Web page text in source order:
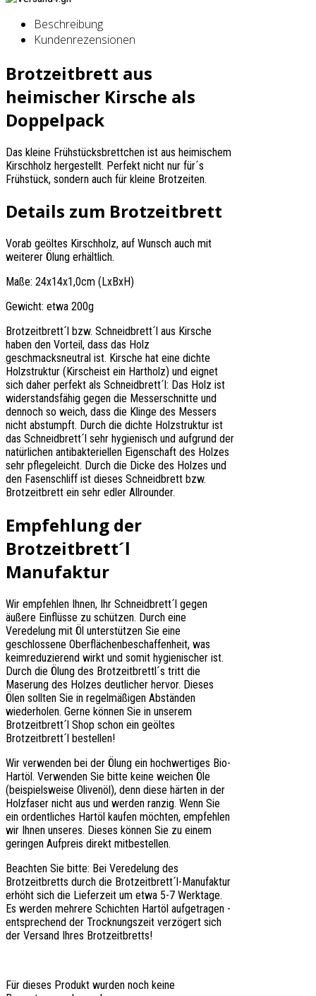
Beschreibung
Kundenrezensionen
Brotzeitbrett aus
heimischer Kirsche als
Doppelpack
Das kleine Frühstücksbrettchen ist aus heimischem
Kirschholz hergestellt. Perfekt nicht nur für´s
Frühstück, sondern auch für kleine Brotzeiten.
Details zum Brotzeitbrett
Vorab geöltes Kirschholz, auf Wunsch auch mit
weiterer Ölung erhältlich.
Maße: 24x14x1,0cm (LxBxH)
Gewicht: etwa 200g
Brotzeitbrett´l bzw. Schneidbrett´l aus Kirsche
haben den Vorteil, dass das Holz
geschmacksneutral ist. Kirsche hat eine dichte
Holzstruktur (Kirscheist ein Hartholz) und eignet
sich daher perfekt als Schneidbrett´l: Das Holz ist
widerstandsfähig gegen die Messerschnitte und
dennoch so weich, dass die Klinge des Messers
nicht abstumpft. Durch die dichte Holzstruktur ist
das Schneidbrett´l sehr hygienisch und aufgrund der
natürlichen antibakteriellen Eigenschaft des Holzes
sehr pflegeleicht. Durch die Dicke des Holzes und
den Fasenschliff ist dieses Schneidbrett bzw.
Brotzeitbrett ein sehr edler Allrounder.
Empfehlung der
Brotzeitbrett´l
Manufaktur
Wir empfehlen Ihnen, Ihr Schneidbrett´l gegen
äußere Einflüsse zu schützen. Durch eine
Veredelung mit Öl unterstützen Sie eine
geschlossene Oberflächenbeschaffenheit, was
keimreduzierend wirkt und somit hygienischer ist.
Durch die Ölung des Brotzeitbrettl´s tritt die
Maserung des Holzes deutlicher hervor. Dieses
Ölen sollten Sie in regelmäßigen Abständen
wiederholen. Gerne können Sie in unserem
Brotzeitbrett´l Shop schon ein geöltes
Brotzeitbrett´l bestellen!
Wir verwenden bei der Ölung ein hochwertiges Bio-
Hartöl. Verwenden Sie bitte keine weichen Öle
(beispielsweise Olivenöl), denn diese härten in der
Holzfaser nicht aus und werden ranzig. Wenn Sie
ein ordentliches Hartöl kaufen möchten, empfehlen
wir Ihnen unseres. Dieses können Sie zu einem
geringen Aufpreis direkt mitbestellen.
Beachten Sie bitte: Bei Veredelung des
Brotzeitbretts durch die Brotzeitbrett´l-Manufaktur
erhöht sich die Lieferzeit um etwa 5-7 Werktage.
Es werden mehrere Schichten Hartöl aufgetragen -
entsprechend der Trocknungszeit verzögert sich
der Versand Ihres Brotzeitbretts!
Für dieses Produkt wurden noch keine